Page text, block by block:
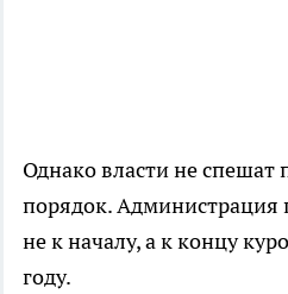
Однако власти не спешат
порядок. Администрация
не к началу, а к концу
году.